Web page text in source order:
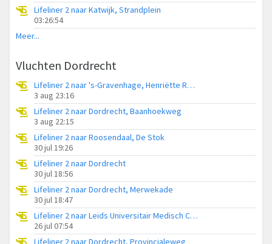
Lifeliner 2 naar Katwijk, Strandplein
03:26:54
Meer...
Vluchten Dordrecht
Lifeliner 2 naar 's-Gravenhage, Henriëtte Roland Holstweg
3 aug 23:16
Lifeliner 2 naar Dordrecht, Baanhoekweg
3 aug 22:15
Lifeliner 2 naar Roosendaal, De Stok
30 jul 19:26
Lifeliner 2 naar Dordrecht
30 jul 18:56
Lifeliner 2 naar Dordrecht, Merwekade
30 jul 18:47
Lifeliner 2 naar Leids Universitair Medisch Centrum (LUMC)
26 jul 07:54
Lifeliner 2 naar Dordrecht, Provincialeweg